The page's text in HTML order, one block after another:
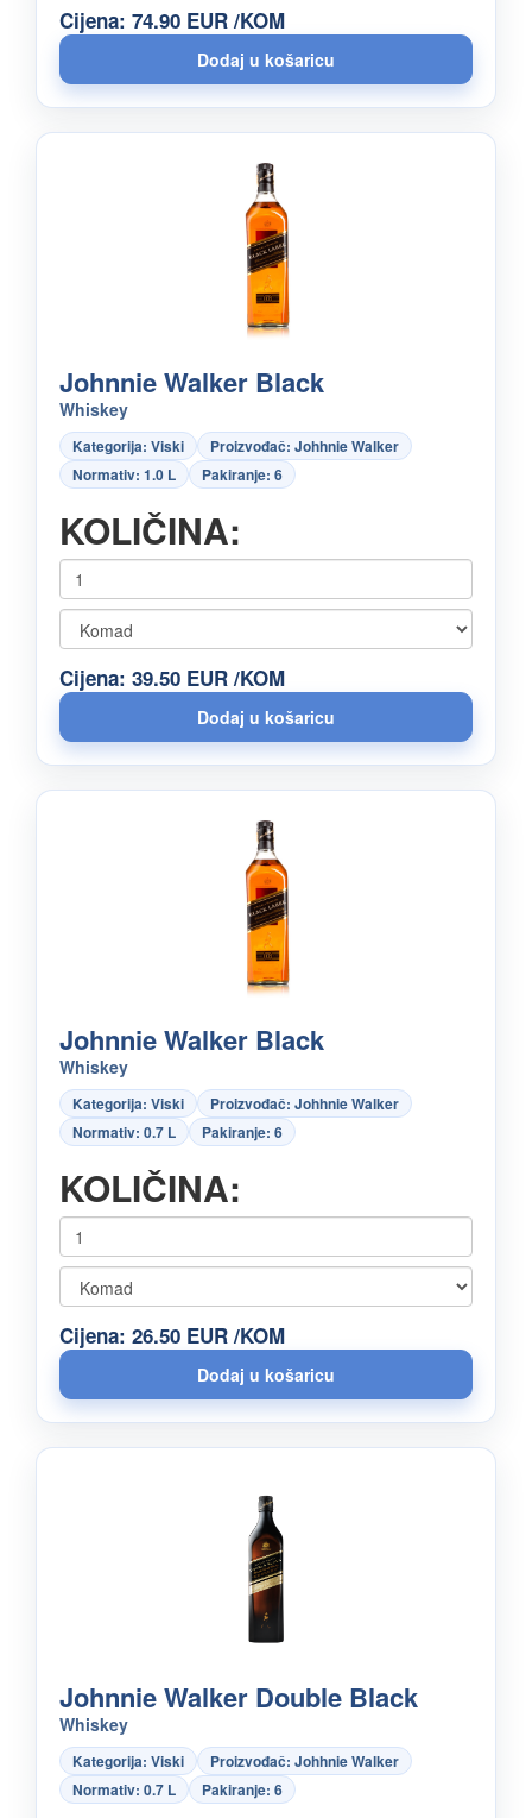
Cijena: 74.90 EUR /KOM
Johnnie Walker Black
Whiskey
Kategorija: Viski
Proizvođač: Johhnie Walker
Normativ: 1.0 L
Pakiranje: 6
KOLIČINA:
Cijena: 39.50 EUR /KOM
Johnnie Walker Black
Whiskey
Kategorija: Viski
Proizvođač: Johhnie Walker
Normativ: 0.7 L
Pakiranje: 6
KOLIČINA:
Cijena: 26.50 EUR /KOM
Johnnie Walker Double Black
Whiskey
Kategorija: Viski
Proizvođač: Johhnie Walker
Normativ: 0.7 L
Pakiranje: 6